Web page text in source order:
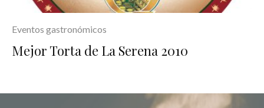
Eventos gastronómicos
Mejor Torta de La Serena 2010